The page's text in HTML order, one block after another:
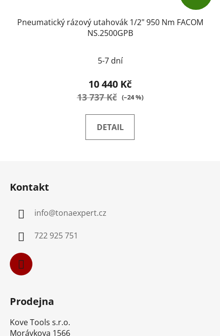
Pneumatický rázový utahovák 1/2" 950 Nm FACOM
NS.2500GPB
5-7 dní
10 440 Kč
13 737 Kč (–24 %)
DETAIL
Kontakt
info@tonaexpert.cz
722 925 751
Prodejna
Kove Tools s.r.o.
Morávkova 1566